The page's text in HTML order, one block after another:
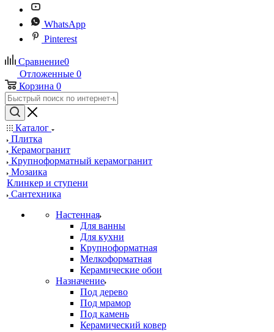
WhatsApp
Pinterest
Сравнение0
Отложенные 0
Корзина 0
Каталог
Плитка
Керамогранит
Крупноформатный керамогранит
Мозаика
Клинкер и ступени
Сантехника
Настенная
Для ванны
Для кухни
Крупноформатная
Мелкоформатная
Керамические обои
Назначение
Под дерево
Под мрамор
Под камень
Керамический ковер